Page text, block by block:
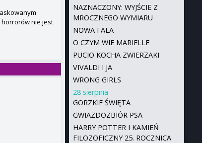
horrorów nie jest
NAZNACZONY: WYJŚCIE Z
MROCZNEGO WYMIARU
NOWA FALA
O CZYM WIE MARIELLE
PUCIO KOCHA ZWIERZAKI
VIVALDI I JA
WRONG GIRLS
28 sierpnia
GORZKIE ŚWIĘTA
GWIAZDOZBIÓR PSA
HARRY POTTER I KAMIEŃ
FILOZOFICZNY 25. ROCZNICA